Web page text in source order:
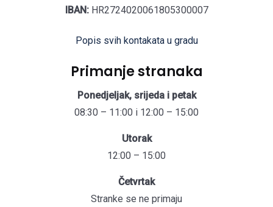
IBAN:HR2724020061805300007
Popis svih kontakata u gradu
Primanje stranaka
Ponedjeljak, srijeda i petak
08:30 – 11:00 i 12:00 – 15:00
Utorak
12:00 – 15:00
Četvrtak
Stranke se ne primaju